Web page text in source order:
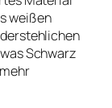
weißen
Schwarz